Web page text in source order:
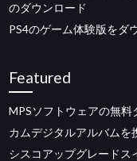
のダウンロード
PS4のゲーム体験版をダ
Featured
MPSソフトウェアの無料
カムデジタルアルバムを
シスコアップグレードス